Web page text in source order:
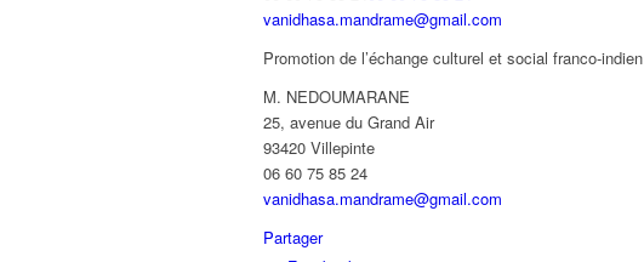
vanidhasa.mandrame@gmail.com
Promotion de l’échange culturel et social franco-indien
M. NEDOUMARANE
25, avenue du Grand Air
93420 Villepinte
06 60 75 85 24
vanidhasa.mandrame@gmail.com
Partager